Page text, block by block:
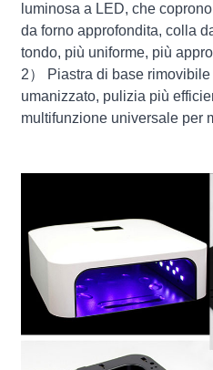
luminosa a LED, che
da forno approfondita, colla
tondo, più uniforme, più
2） Piastra di base
umanizzato, pulizia più
multifunzione universale per